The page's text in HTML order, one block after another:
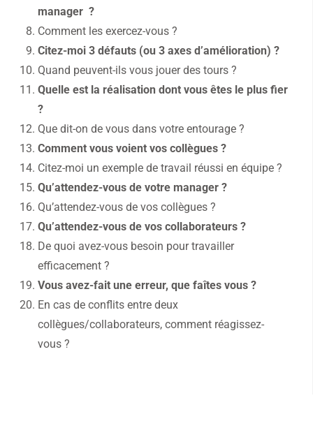
manager ?
Comment les exercez-vous ?
Citez-moi 3 défauts (ou 3 axes d’amélioration) ?
Quand peuvent-ils vous jouer des tours ?
Quelle est la réalisation dont vous êtes le plus fier
?
Que dit-on de vous dans votre entourage ?
Comment vous voient vos collègues ?
Citez-moi un exemple de travail réussi en équipe ?
Qu’attendez-vous de votre manager ?
Qu’attendez-vous de vos collègues ?
Qu’attendez-vous de vos collaborateurs ?
De quoi avez-vous besoin pour travailler
efficacement ?
Vous avez-fait une erreur, que faîtes vous ?
En cas de conflits entre deux
collègues/collaborateurs, comment réagissez-
vous ?